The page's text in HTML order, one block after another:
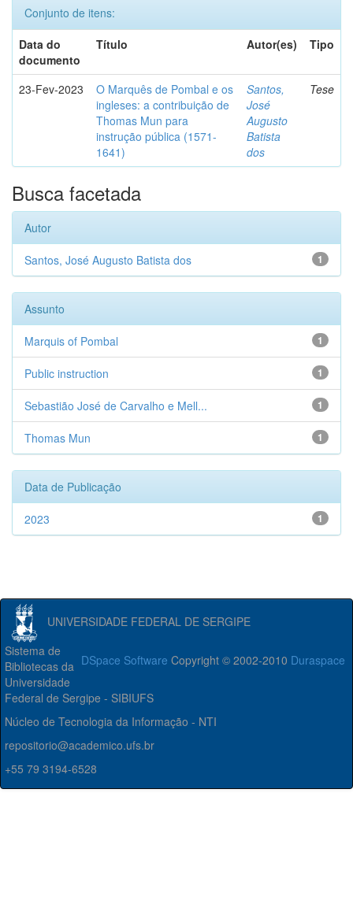
Conjunto de itens:
Data do
documento
Título Autor(es) Tipo
23-Fev-2023
O Marquês de Pombal e os
ingleses: a contribuição de
Thomas Mun para
instrução pública (1571-
1641)
Santos,
José
Augusto
Batista
dos
Tese
Busca facetada
Autor
1
Santos, José Augusto Batista dos
Assunto
1
Marquis of Pombal
1
Public instruction
1
Sebastião José de Carvalho e Mell...
1
Thomas Mun
Data de Publicação
1
2023
UNIVERSIDADE FEDERAL DE SERGIPE
DSpace Software Copyright © 2002-2010 Duraspace
Sistema de
Bibliotecas da
Universidade
Federal de Sergipe - SIBIUFS
Núcleo de Tecnologia da Informação - NTI
repositorio@academico.ufs.br
+55 79 3194-6528